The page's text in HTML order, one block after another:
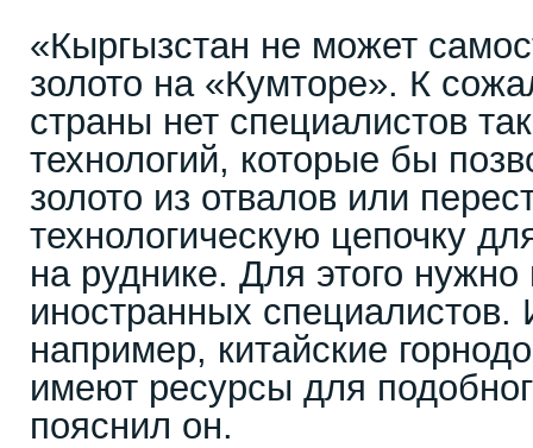
«Кыргызстан не может
золото на «Кумторе». К
страны нет специалистов
технологий, которые бы
золото из отвалов или
технологическую цепочку
на руднике. Для этого нужно
иностранных
например, китайские
имеют ресурсы для
пояснил он.